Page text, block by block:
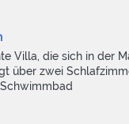
Villa, die sich in der
über zwei